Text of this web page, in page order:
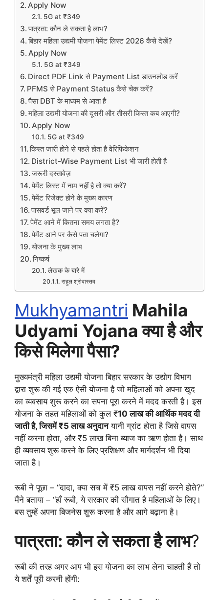
Apply Now
5G at ₹349
पात्रता: कौन ले सकता है लाभ?
बिहार महिला उद्यमी योजना पेमेंट लिस्ट 2026 कैसे देखें?
Apply Now
5G at ₹349
Direct PDF Link से Payment List डाउनलोड करें
PFMS से Payment Status कैसे चेक करें?
पैसा DBT के माध्यम से आता है
महिला उद्यमी योजना की दूसरी और तीसरी किस्त कब आएगी?
Apply Now
5G at ₹349
किस्त जारी होने से पहले होता है वेरिफिकेशन
District-Wise Payment List भी जारी होती है
जरूरी दस्तावेज़
पेमेंट लिस्ट में नाम नहीं है तो क्या करें?
पेमेंट रिजेक्ट होने के मुख्य कारण
पासवर्ड भूल जाने पर क्या करें?
पेमेंट आने में कितना समय लगता है?
पेमेंट आने पर कैसे पता चलेगा?
योजना के मुख्य लाभ
निष्कर्ष
लेखक के बारे में
राहुल श्रीवास्तव
Mukhyamantri Mahila
Udyami Yojana क्या है और
किसे मिलेगा पैसा?
मुख्यमंत्री महिला उद्यमी योजना बिहार सरकार के उद्योग विभाग
द्वारा शुरू की गई एक ऐसी योजना है जो महिलाओं को अपना खुद
का व्यवसाय शुरू करने का सपना पूरा करने में मदद करती है। इस
योजना के तहत महिलाओं को कुल ₹10 लाख की आर्थिक मदद दी
जाती है, जिसमें ₹5 लाख अनुदानयानी ग्रांट होता है जिसे वापस
नहीं करना होता, और ₹5 लाख बिना ब्याज का ऋण होता है। साथ
ही व्यवसाय शुरू करने के लिए प्रशिक्षण और मार्गदर्शन भी दिया
जाता है।
रूबी ने पूछा – “दादा, क्या सच में ₹5 लाख वापस नहीं करने होते?”
मैंने बताया – “हाँ रूबी, ये सरकार की सौगात है महिलाओं के लिए।
बस तुम्हें अपना बिजनेस शुरू करना है और आगे बढ़ाना है।
पात्रता: कौन ले सकता है लाभ?
रूबी की तरह अगर आप भी इस योजना का लाभ लेना चाहती हैं तो
ये शर्तें पूरी करनी होंगी: